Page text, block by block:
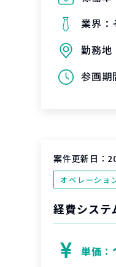
業界：
勤務地
参画期
案件更新日：
オペレーショ
経費システ
単価：